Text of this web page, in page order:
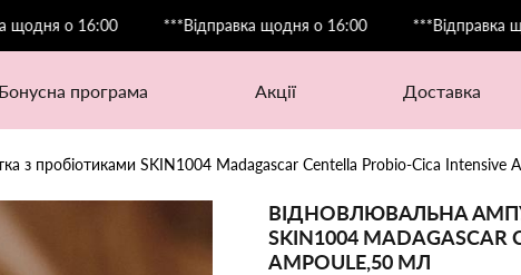
16:00 ***Відправка щодня о 16:00 ***Відправка щодня о
бонусна програма акції доставка
з пробіотиками SKIN1004 Madagascar Centella Probio-Cica Intensive
ВІДНОВЛЮВАЛЬНА
SKIN1004 MADAGASCAR
AMPOULE,50 МЛ